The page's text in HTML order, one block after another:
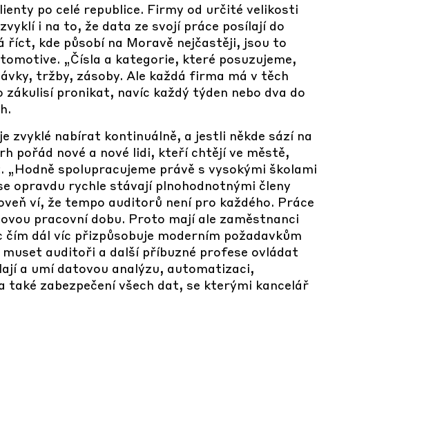
po celé republice. Firmy od určité velikosti
i na to, že data ze svojí práce posílají do
kde působí na Moravě nejčastěji, jsou to
„Čísla a kategorie, které posuzujeme,
tržby, zásoby. Ale každá firma má v těch
pronikat, navíc každý týden nebo dva do
zvyklé nabírat kontinuálně, a jestli někde sází na
pořád nové a nové lidi, kteří chtějí ve městě,
spolupracujeme právě s vysokými školami
opravdu rychle stávají plnohodnotnými členy
ví, že tempo auditorů není pro každého. Práce
pracovní dobu. Proto mají ale zaměstnanci
dál víc přizpůsobuje moderním požadavkům
auditoři a další příbuzné profese ovládat
a umí datovou analýzu, automatizaci,
zabezpečení všech dat, se kterými kancelář